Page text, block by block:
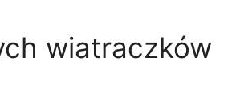
wiatraczków